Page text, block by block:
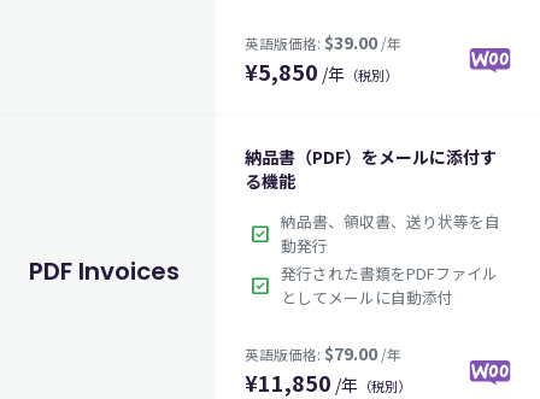
英語版価格:$39.00/年
¥5,850 /年 （税別）
PDF Invoices
納品書（PDF）をメールに添付す
る機能
check_box 納品書、領収書、送り状等を自
動発行
check_box 発行された書類をPDFファイル
としてメールに自動添付
¥11,850 /年 （税別）